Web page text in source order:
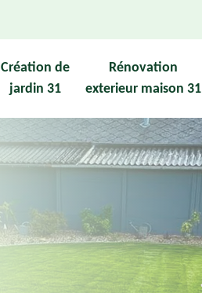
Création de
jardin 31
Rénovation
exterieur maison 31